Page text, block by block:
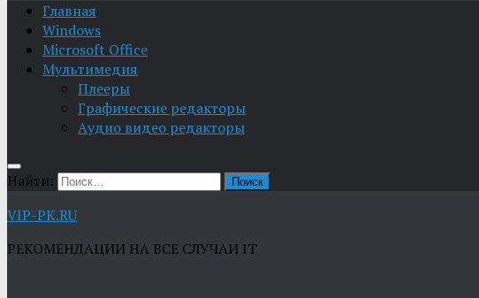
Главная
Windows
Microsoft Office
Мультимедия
Плееры
Графические редакторы
Aудио видео редакторы
Найти:
VIP-PK.RU
РЕКОМЕНДАЦИИ НА ВСЕ СЛУЧАИ IT